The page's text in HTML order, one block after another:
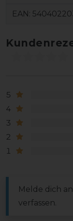
EAN:
5
4
3
2
1
Melde dich
verfassen.